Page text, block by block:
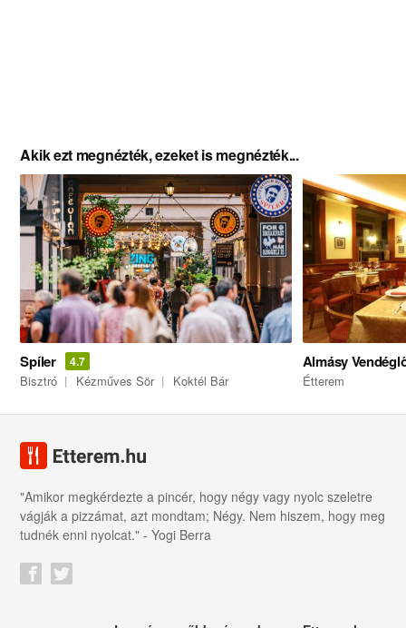
Akik ezt megnézték, ezeket is megnézték...
Spíler 4.7
Bisztró Kézműves Sör Koktél Bár
Almásy
Étterem
"Amikor megkérdezte a pincér, hogy négy vagy nyolc szeletre
vágják a pizzámat, azt mondtam; Négy. Nem hiszem, hogy meg
tudnék enni nyolcat." - Yogi Berra